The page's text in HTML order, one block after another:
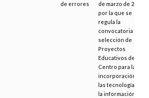
de errores
de marzo de 2003,
por la que se
regula la
convocatoria de
selección de
Proyectos
Educativos de
Centro para la
incorporación de
las tecnologías de
la información y la